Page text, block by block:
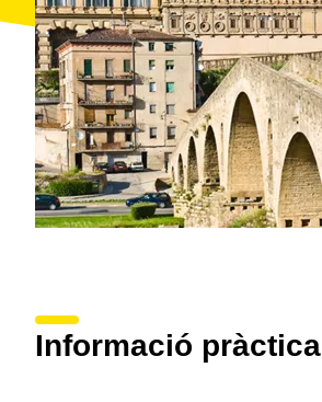
Informació pràctica